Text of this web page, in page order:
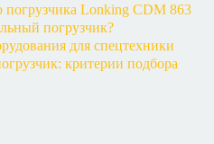
погрузчика Lonking CDM 863
погрузчик?
для спецтехники
критерии подбора